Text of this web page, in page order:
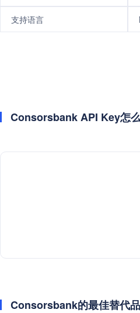
支持语言
Consorsbank API Key怎
Consorsbank的最佳替代品